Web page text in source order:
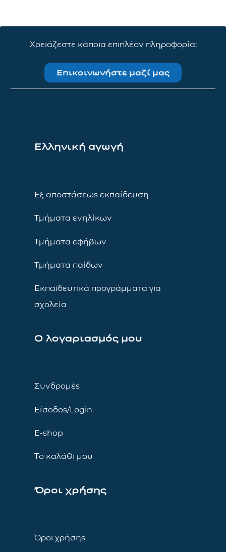
Χρειάζεστε κάποια επιπλέον πληροφορία;
Επικοινωνήστε μαζί μας
Ελληνική αγωγή
Εξ αποστάσεως εκπαίδευση
Τμήματα ενηλίκων
Τμήματα εφήβων
Τμήματα παίδων
Εκπαιδευτικά προγράμματα για
σχολεία
Ο λογαριασμός μου
Συνδρομές
Είσοδος/Login
E-shop
Το καλάθι μου
Όροι χρήσης
Όροι χρήσης